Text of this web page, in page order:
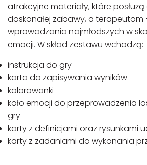
atrakcyjne materiały, które
doskonałej zabawy, a terapeutom
wprowadzania najmłodszych w
emocji. W skład zestawu wchodzą:
instrukcja do gry
karta do zapisywania wyników
kolorowanki
koło emocji do przeprowadzenia
gry
karty z definicjami oraz rysunkami
karty z zadaniami do wykonania